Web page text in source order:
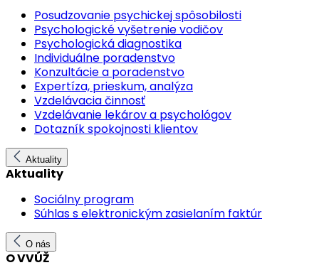
Posudzovanie psychickej spôsobilosti
Psychologické vyšetrenie vodičov
Psychologická diagnostika
Individuálne poradenstvo
Konzultácie a poradenstvo
Expertíza, prieskum, analýza
Vzdelávacia činnosť
Vzdelávanie lekárov a psychológov
Dotazník spokojnosti klientov
Aktuality
Aktuality
Sociálny program
Súhlas s elektronickým zasielaním faktúr
O nás
O VVÚŽ